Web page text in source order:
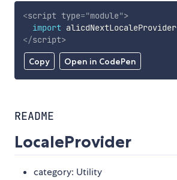
Copy Open in CodePen
<script type="module">
import alicdNextLocaleProvider
</script>
README
LocaleProvider
category: Utility